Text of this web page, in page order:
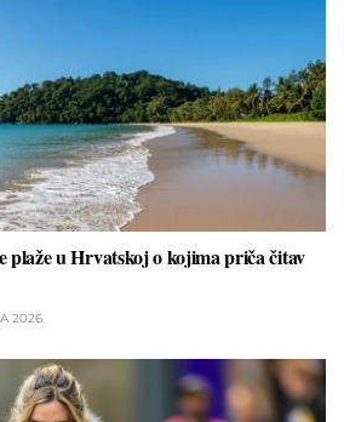
plaže u Hrvatskoj o kojima priča čitav
2026.